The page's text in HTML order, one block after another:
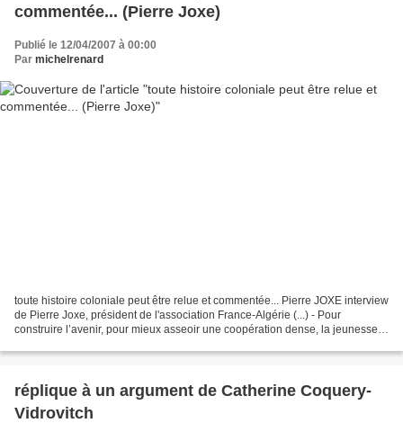
commentée... (Pierre Joxe)
Publié le 12/04/2007 à 00:00
Par michelrenard
toute histoire coloniale peut être relue et commentée... Pierre JOXE interview
de Pierre Joxe, président de l'association France-Algérie (...) - Pour
construire l’avenir, pour mieux asseoir une coopération dense, la jeunesse a
réplique à un argument de Catherine Coquery-
Vidrovitch